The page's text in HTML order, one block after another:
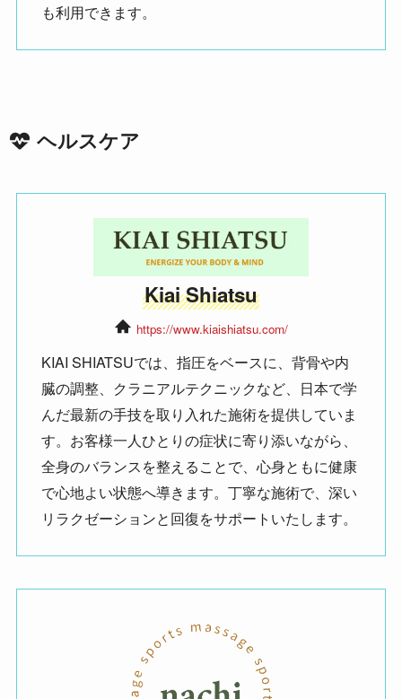
も利用できます。
ヘルスケア
Kiai Shiatsu
https://www.kiaishiatsu.com/
KIAI SHIATSUでは、指圧をベースに、背骨や内
臓の調整、クラニアルテクニックなど、日本で学
んだ最新の手技を取り入れた施術を提供していま
す。お客様一人ひとりの症状に寄り添いながら、
全身のバランスを整えることで、心身ともに健康
で心地よい状態へ導きます。丁寧な施術で、深い
リラクゼーションと回復をサポートいたします。